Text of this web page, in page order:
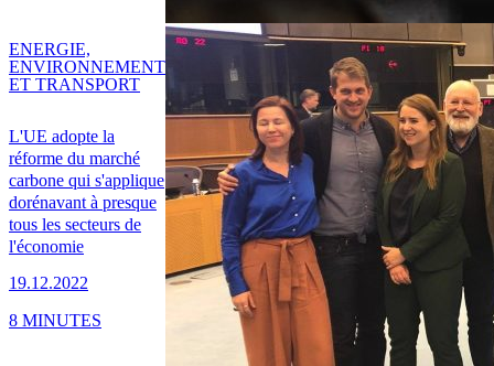
L'UE adopte la
réforme du marché
carbone qui s'applique
dorénavant à presque
tous les secteurs de
l'économie
19.12.2022
ENERGIE,
ENVIRONNEMENT
ET TRANSPORT
8 MINUTES